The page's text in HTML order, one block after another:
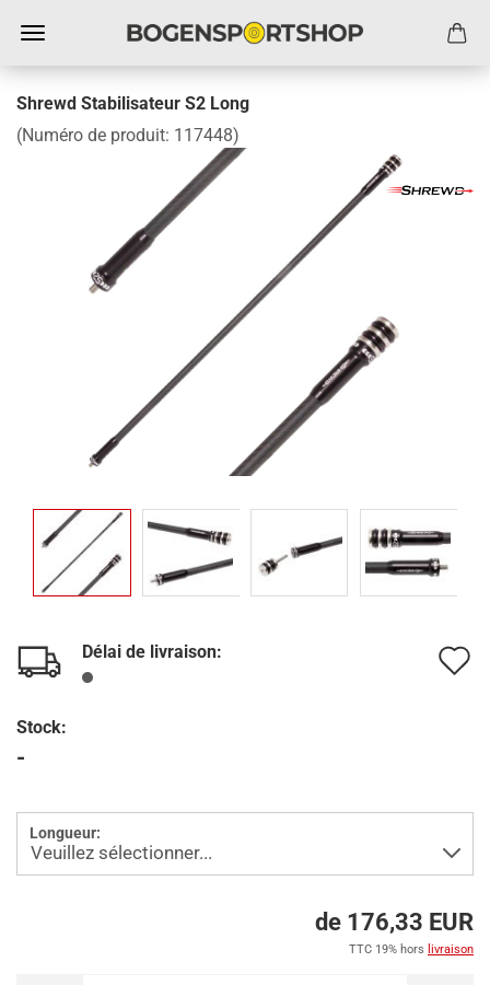
Shrewd Stabilisateur S2 Long
(Numéro de produit: 117448)
Délai de livraison:
Stock:
-
Longueur:
de 176,33 EUR
TTC 19% hors livraison